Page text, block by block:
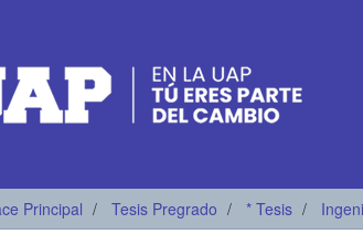
Principal Tesis Pregrado * Tesis